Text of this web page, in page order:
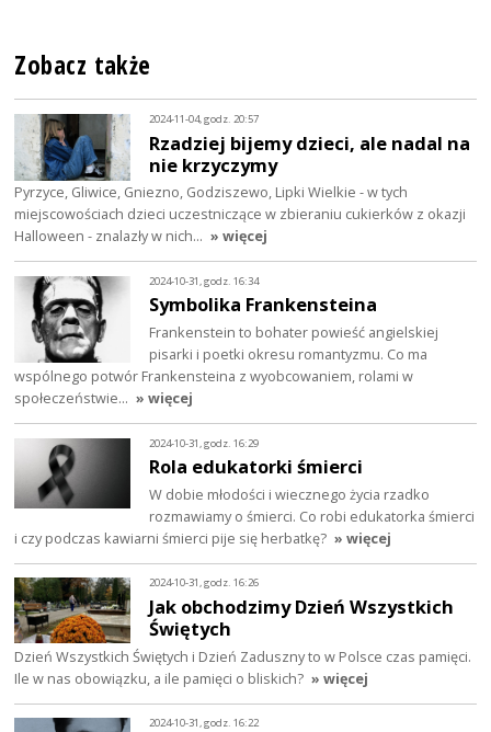
Zobacz także
2024-11-04, godz. 20:57
Rzadziej bijemy dzieci, ale nadal na
nie krzyczymy
Pyrzyce, Gliwice, Gniezno, Godziszewo, Lipki Wielkie - w tych
miejscowościach dzieci uczestniczące w zbieraniu cukierków z okazji
Halloween - znalazły w nich… » więcej
2024-10-31, godz. 16:34
Symbolika Frankensteina
Frankenstein to bohater powieść angielskiej
pisarki i poetki okresu romantyzmu. Co ma
wspólnego potwór Frankensteina z wyobcowaniem, rolami w
społeczeństwie… » więcej
2024-10-31, godz. 16:29
Rola edukatorki śmierci
W dobie młodości i wiecznego życia rzadko
rozmawiamy o śmierci. Co robi edukatorka śmierci
i czy podczas kawiarni śmierci pije się herbatkę? » więcej
2024-10-31, godz. 16:26
Jak obchodzimy Dzień Wszystkich
Świętych
Dzień Wszystkich Świętych i Dzień Zaduszny to w Polsce czas pamięci.
Ile w nas obowiązku, a ile pamięci o bliskich? » więcej
2024-10-31, godz. 16:22